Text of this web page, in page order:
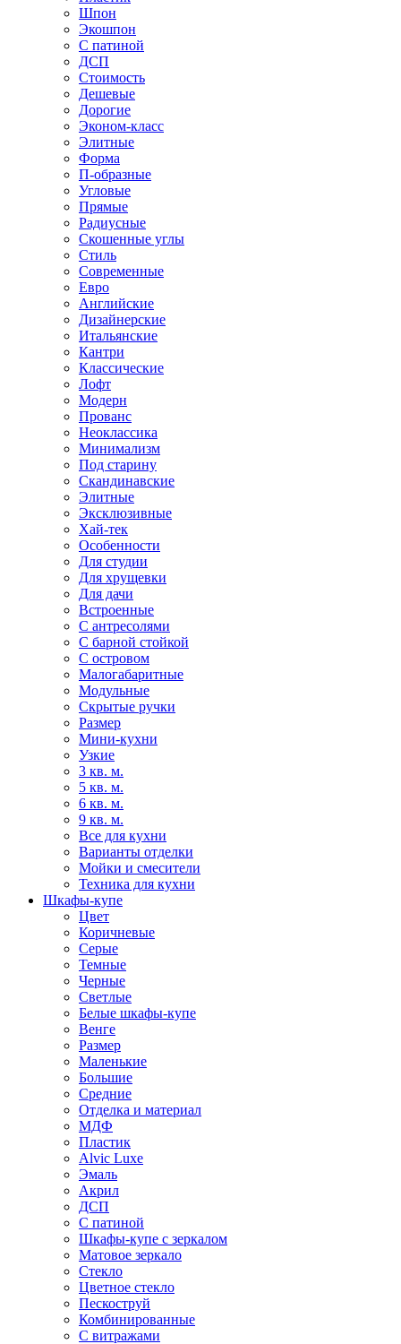
Шпон
Экошпон
С патиной
ДСП
Стоимость
Дешевые
Дорогие
Эконом-класс
Элитные
Форма
П-образные
Угловые
Прямые
Радиусные
Скошенные углы
Стиль
Современные
Евро
Английские
Дизайнерские
Итальянские
Кантри
Классические
Лофт
Модерн
Прованс
Неоклассика
Минимализм
Под старину
Скандинавские
Элитные
Эксклюзивные
Хай-тек
Особенности
Для студии
Для хрущевки
Для дачи
Встроенные
С антресолями
С барной стойкой
С островом
Малогабаритные
Модульные
Скрытые ручки
Размер
Мини-кухни
Узкие
3 кв. м.
5 кв. м.
6 кв. м.
9 кв. м.
Все для кухни
Варианты отделки
Мойки и смесители
Техника для кухни
Шкафы-купе
Цвет
Коричневые
Серые
Темные
Черные
Светлые
Белые шкафы-купе
Венге
Размер
Маленькие
Большие
Средние
Отделка и материал
МДФ
Пластик
Alvic Luxe
Эмаль
Акрил
ДСП
С патиной
Шкафы-купе с зеркалом
Матовое зеркало
Стекло
Цветное стекло
Пескоструй
Комбинированные
С витражами